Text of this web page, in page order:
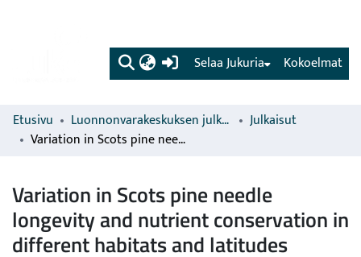
(current) Kokoelmat
Selaa Jukuria
Etusivu Luonnonvarakeskuksen julkaisut
Julkaisut
Variation in Scots pine needle longevity and nutrient conservation in different habitats and latitudes
Variation in Scots pine needle
longevity and nutrient conservation in
different habitats and latitudes